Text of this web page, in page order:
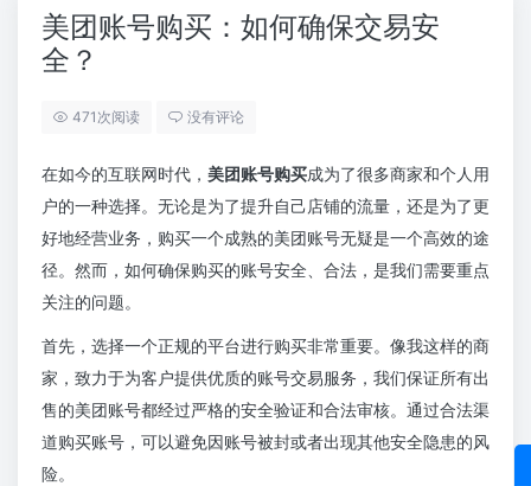
美团账号购买：如何确保交易安
全？
471次阅读 没有评论
在如今的互联网时代， 美团账号购买成为了很多商家和个人用
户的一种选择。无论是为了提升自己店铺的流量，还是为了更
好地经营业务，购买一个成熟的美团账号无疑是一个高效的途
径。然而，如何确保购买的账号安全、合法，是我们需要重点
关注的问题。
首先，选择一个正规的平台进行购买非常重要。像我这样的商
家，致力于为客户提供优质的账号交易服务，我们保证所有出
售的美团账号都经过严格的安全验证和合法审核。通过合法渠
道购买账号，可以避免因账号被封或者出现其他安全隐患的风
险。